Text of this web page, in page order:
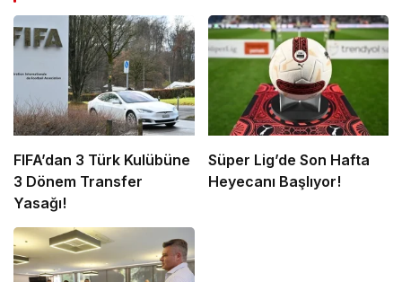
FIFA’dan 3 Türk Kulübüne
3 Dönem Transfer
Yasağı!
Süper Lig’de Son Hafta
Heyecanı Başlıyor!